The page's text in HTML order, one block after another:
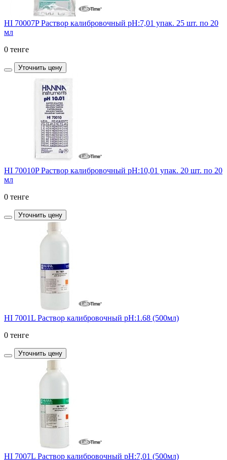
HI 70007P Раствор калибровочный рН:7,01 упак. 25 шт. по 20
мл
0 тенге
Уточнить цену
HI 70010P Раствор калибровочный рН:10,01 упак. 20 шт. по 20
мл
0 тенге
Уточнить цену
HI 7001L Раствор калибровочный pH:1.68 (500мл)
0 тенге
Уточнить цену
HI 7007L Раствор калибровочный рН:7,01 (500мл)